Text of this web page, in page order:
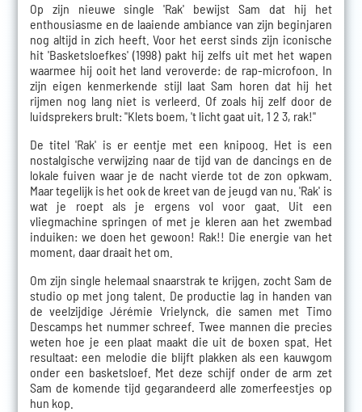
Op zijn nieuwe single 'Rak' bewijst Sam dat hij het
enthousiasme en de laaiende ambiance van zijn beginjaren
nog altijd in zich heeft. Voor het eerst sinds zijn iconische
hit 'Basketsloefkes' (1998) pakt hij zelfs uit met het wapen
waarmee hij ooit het land veroverde: de rap-microfoon. In
zijn eigen kenmerkende stijl laat Sam horen dat hij het
rijmen nog lang niet is verleerd. Of zoals hij zelf door de
luidsprekers brult: "Klets boem, 't licht gaat uit, 1 2 3, rak!"
De titel 'Rak' is er eentje met een knipoog. Het is een
nostalgische verwijzing naar de tijd van de dancings en de
lokale fuiven waar je de nacht vierde tot de zon opkwam.
Maar tegelijk is het ook de kreet van de jeugd van nu. 'Rak' is
wat je roept als je ergens vol voor gaat. Uit een
vliegmachine springen of met je kleren aan het zwembad
induiken: we doen het gewoon! Rak!! Die energie van het
moment, daar draait het om.
Om zijn single helemaal snaarstrak te krijgen, zocht Sam de
studio op met jong talent. De productie lag in handen van
de veelzijdige Jérémie Vrielynck, die samen met Timo
Descamps het nummer schreef. Twee mannen die precies
weten hoe je een plaat maakt die uit de boxen spat. Het
resultaat: een melodie die blijft plakken als een kauwgom
onder een basketsloef. Met deze schijf onder de arm zet
Sam de komende tijd gegarandeerd alle zomerfeestjes op
hun kop.